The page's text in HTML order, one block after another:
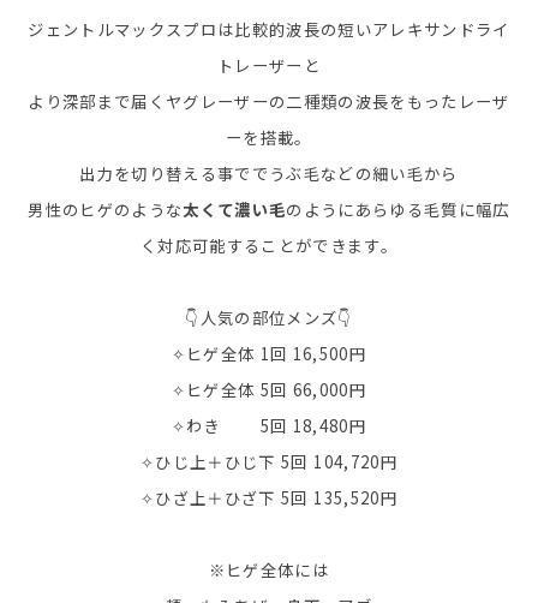
ジェントルマックスプロは比較的波長の短いアレキサンドライ
トレーザーと
より深部まで届くヤグレーザーの二種類の波長をもったレーザ
ーを搭載。
出力を切り替える事ででうぶ毛などの細い毛から
男性のヒゲのような太くて濃い毛のようにあらゆる毛質に幅広
く対応可能することができます。
👇人気の部位メンズ👇
✧ヒゲ全体 1回 16,500円
✧ヒゲ全体 5回 66,000円
✧わき 5回 18,480円
✧ひじ上＋ひじ下 5回 104,720円
✧ひざ上＋ひざ下 5回 135,520円
※ヒゲ全体には